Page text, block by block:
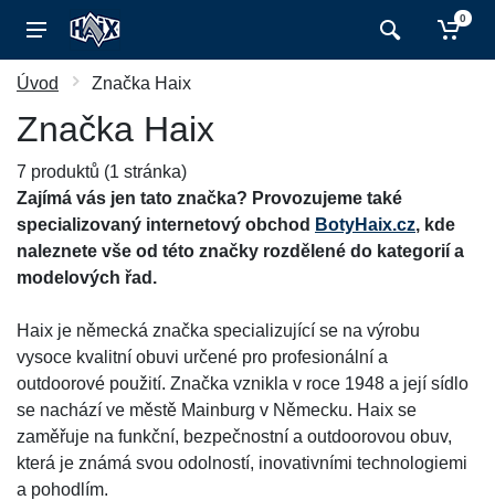
0
Úvod Značka Haix
Značka Haix
7 produktů (1 stránka)
Zajímá vás jen tato značka? Provozujeme také
specializovaný internetový obchod BotyHaix.cz, kde
naleznete vše od této značky rozdělené do kategorií a
modelových řad.
Haix je německá značka specializující se na výrobu
vysoce kvalitní obuvi určené pro profesionální a
outdoorové použití. Značka vznikla v roce 1948 a její sídlo
se nachází ve městě Mainburg v Německu. Haix se
zaměřuje na funkční, bezpečnostní a outdoorovou obuv,
která je známá svou odolností, inovativními technologiemi
a pohodlím.